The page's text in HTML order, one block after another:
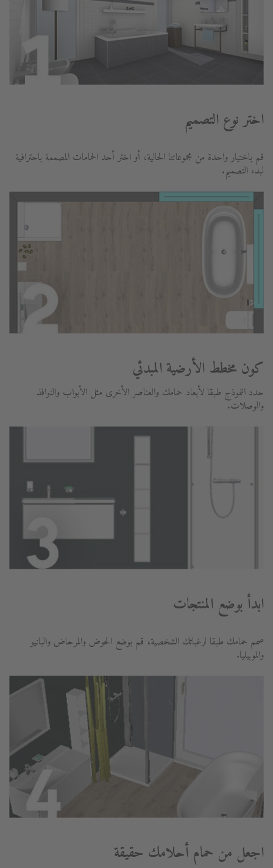
اختر نوع التصميم
قم باختيار واحدة من مجموعاتنا الحالية، أو اختر أحد الحمامات المصممة باحترافية
لبدء التصميم.
كون مخطط الأرضية المبدئي
حدد النموذج طبقا لأبعاد حمامك والعناصر الأخرى مثل الأبواب والنوافذ
والوصلات.
ابدأ بوضع المنتجات
صمم حمامك طبقا لرغباتك الشخصية، قم بوضع الحوض والمرحاض والبانيو
والموبيليا.
اجعل من حمام أحلامك حقيقة